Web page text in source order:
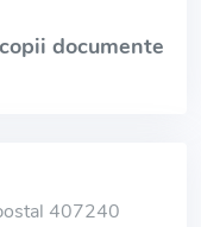
documente
407240